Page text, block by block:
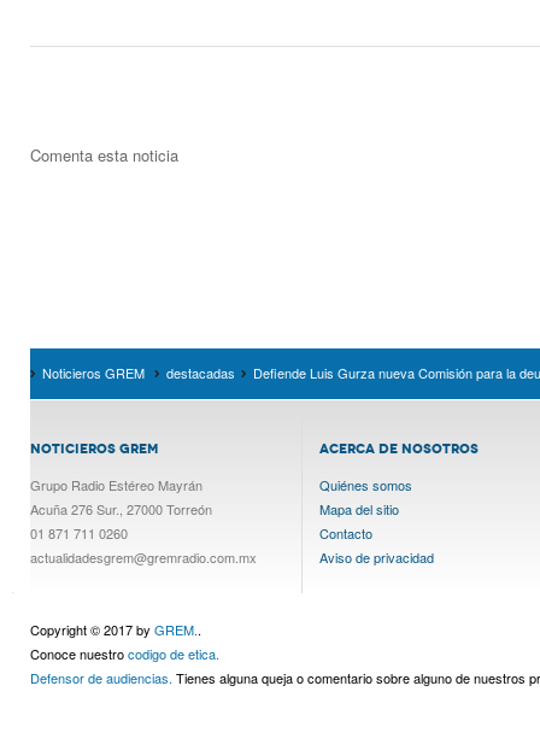
Comenta esta noticia
Noticieros GREM destacadas Defiende Luis Gurza nueva Comisión para la
NOTICIEROS GREM
Grupo Radio Estéreo Mayrán
Acuña 276 Sur., 27000 Torreón
01 871 711 0260
actualidadesgrem@gremradio.com.mx
ACERCA DE NOSOTROS
Quiénes somos
Mapa del sitio
Contacto
Aviso de privacidad
Copyright © 2017 by GREM..
Conoce nuestrocodigo de etica.
Defensor de audiencias. Tienes alguna queja o comentario sobre alguno de nuestros